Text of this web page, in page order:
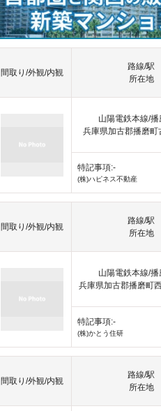
間取り/外観/内観
路線/駅
所在地
山陽電鉄本線/播
兵庫県加古郡播磨町
特記事項:-
(株)ハピネス不動産
間取り/外観/内観
路線/駅
所在地
山陽電鉄本線/播
兵庫県加古郡播磨町
特記事項:-
(株)かとう住研
間取り/外観/内観
路線/駅
所在地